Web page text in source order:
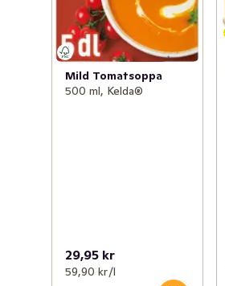
Läs gärna mer om Knorr,
vårt hållbarhetsarbete på
Mild Tomatsoppa
500 ml, Kelda®
29,95 kr
59,90 kr /l